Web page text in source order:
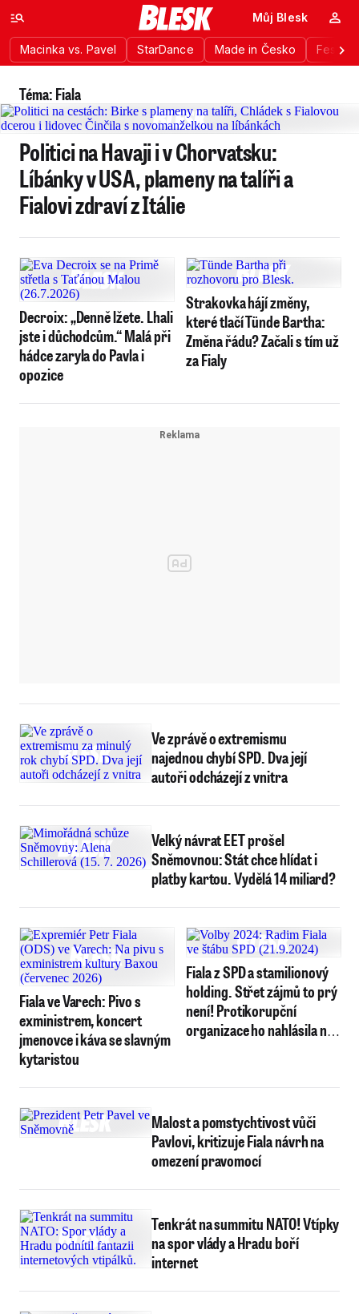
Macinka vs. Pavel StarDance Made in Česko
Můj Blesk
Téma: Fiala
Politici na Havaji i v Chorvatsku:
Líbánky v USA, plameny na talíři a
Fialovi zdraví z Itálie
Decroix: „Denně lžete. Lhali
jste i důchodcům.“ Malá při
hádce zaryla do Pavla i
opozice
Strakovka hájí změny,
které tlačí Tünde Bartha:
Změna řádu? Začali s tím už
za Fialy
Ve zprávě o extremismu
najednou chybí SPD. Dva její
autoři odcházejí z vnitra
Velký návrat EET prošel
Sněmovnou: Stát chce hlídat i
platby kartou. Vydělá 14 miliard?
Fiala ve Varech: Pivo s
exministrem, koncert
jmenovce i káva se slavným
kytaristou
Fiala z SPD a stamilionový
holding. Střet zájmů to prý
není! Protikorupční
organizace ho nahlásila na
Malost a pomstychtivost vůči
Pavlovi, kritizuje Fiala návrh na
omezení pravomocí
Tenkrát na summitu NATO! Vtípky
na spor vlády a Hradu boří
internet